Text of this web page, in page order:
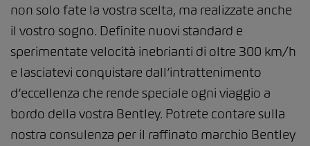
non solo fate la vostra scelta, ma realizzate anche
il vostro sogno. Definite nuovi standard e
sperimentate velocità inebrianti di oltre 300 km/h
e lasciatevi conquistare dall’intrattenimento
d’eccellenza che rende speciale ogni viaggio a
bordo della vostra Bentley. Potrete contare sulla
nostra consulenza per il raffinato marchio Bentley